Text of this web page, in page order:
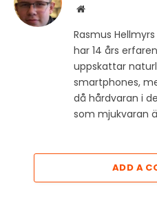
Website
Rasmus Hellmyrs
har 14 års
uppskattar
smartphones,
då hårdvaran i
som mjukvaran
ADD A